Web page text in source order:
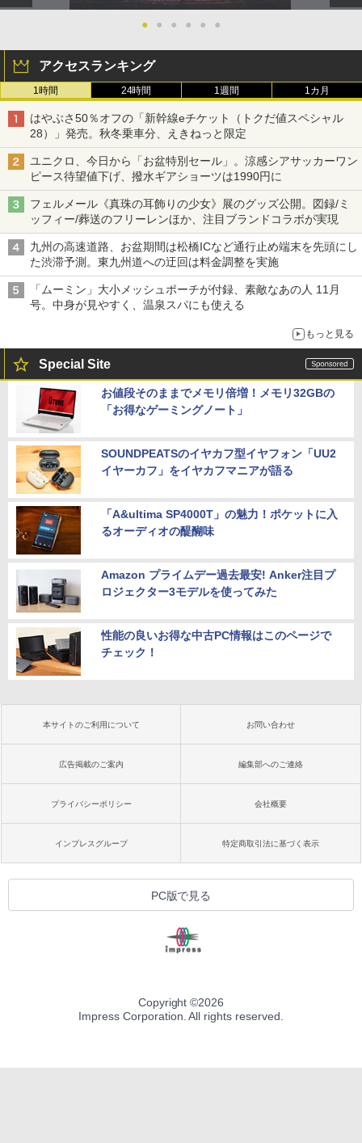
● ● ● ● ● ●
アクセスランキング
1時間 24時間 1週間 1カ月
はやぶさ50％オフの「新幹線eチケット（トクだ値スペシャル
28）」発売。秋冬乗車分、えきねっと限定
ユニクロ、今日から「お盆特別セール」。涼感シアサッカーワン
ピース待望値下げ、撥水ギアショーツは1990円に
フェルメール《真珠の耳飾りの少女》展のグッズ公開。図録/ミ
ッフィー/葬送のフリーレンほか、注目ブランドコラボが実現
九州の高速道路、お盆期間は松橋ICなど通行止め端末を先頭にし
た渋滞予測。東九州道への迂回は料金調整を実施
「ムーミン」大小メッシュポーチが付録、素敵なあの人 11月
号。中身が見やすく、温泉スパにも使える
もっと見る
Special Site
お値段そのままでメモリ倍増！メモリ32GBの
「お得なゲーミングノート」
SOUNDPEATSのイヤカフ型イヤフォン「UU2
イヤーカフ」をイヤカフマニアが語る
「A&ultima SP4000T」の魅力！ポケットに入
るオーディオの醍醐味
Amazon プライムデー過去最安! Anker注目プ
ロジェクター3モデルを使ってみた
性能の良いお得な中古PC情報はこのページで
チェック！
本サイトのご利用について お問い合わせ
広告掲載のご案内 編集部へのご連絡
プライバシーポリシー 会社概要
インプレスグループ 特定商取引法に基づく表示
PC版で見る
Copyright ©2026
Impress Corporation. All rights reserved.